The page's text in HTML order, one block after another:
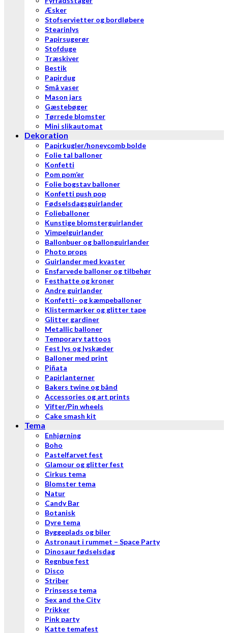
Æsker
Stofservietter og bordløbere
Stearinlys
Papirsugerør
Stofduge
Træskiver
Bestik
Papirdug
Små vaser
Mason jars
Gæstebøger
Tørrede blomster
Mini slikautomat
Dekoration
Papirkugler/honeycomb bolde
Folie tal balloner
Konfetti
Pom pom’er
Folie bogstav balloner
Konfetti push pop
Fødselsdagsguirlander
Folieballoner
Kunstige blomsterguirlander
Vimpelguirlander
Ballonbuer og ballonguirlander
Photo props
Guirlander med kvaster
Ensfarvede balloner og tilbehør
Festhatte og kroner
Andre guirlander
Konfetti- og kæmpeballoner
Klistermærker og glitter tape
Glitter gardiner
Metallic balloner
Temporary tattoos
Fest lys og lyskæder
Balloner med print
Piñata
Papirlanterner
Bakers twine og bånd
Accessories og art prints
Vifter/Pin wheels
Cake smash kit
Tema
Enhjørning
Boho
Pastelfarvet fest
Glamour og glitter fest
Cirkus tema
Blomster tema
Natur
Candy Bar
Botanisk
Dyre tema
Byggeplads og biler
Astronaut i rummet – Space Party
Dinosaur fødselsdag
Regnbue fest
Disco
Striber
Prinsesse tema
Sex and the City
Prikker
Pink party
Katte temafest